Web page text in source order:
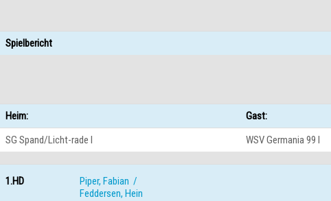
Spielbericht
Heim: Gast:
SG Spand/Licht-rade I
WSV Germania 99 I
1.HD
Piper, Fabian /
Feddersen, Hein